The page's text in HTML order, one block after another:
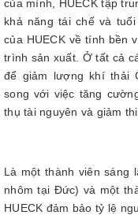
của mình, HUECK tập
khả năng tái chế và
của HUECK về tính bền
trình sản xuất. Ở tất cả
để giảm lượng khí thải
song với việc tăng
thụ tài nguyên và giảm
Là một thành viên sáng
nhôm tại Đức) và một
HUECK đảm bảo tỷ lệ